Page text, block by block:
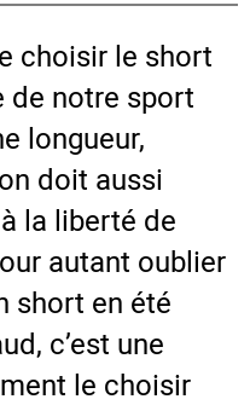
choisir le short
de notre sport
longueur,
doit aussi
la liberté de
autant oublier
short en été
c’est une
le choisir